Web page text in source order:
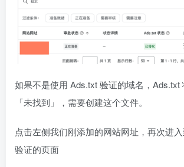
如果不是使用 Ads.txt 验证的域名，Ads.txt
「未找到」，需要创建这个文件。
点击左侧我们刚添加的网站网址，再次进
验证的页面